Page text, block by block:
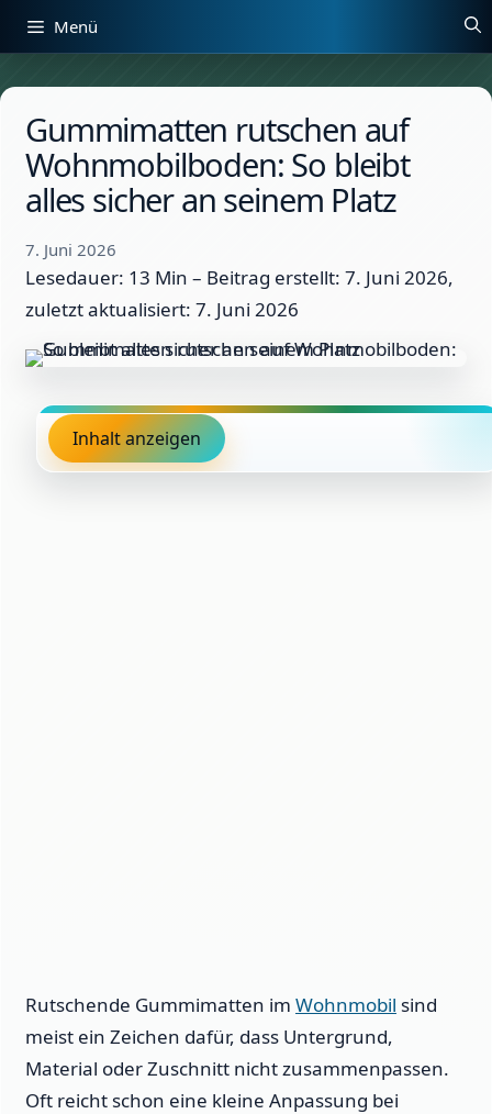
Zum
Inhalt
Menü
Gummimatten rutschen auf
Wohnmobilboden: So bleibt
alles sicher an seinem Platz
7. Juni 2026
Lesedauer: 13 Min – Beitrag erstellt: 7. Juni 2026,
zuletzt aktualisiert: 7. Juni 2026
Inhalt anzeigen
Rutschende Gummimatten im Wohnmobil sind
meist ein Zeichen dafür, dass Untergrund,
Material oder Zuschnitt nicht zusammenpassen.
Oft reicht schon eine kleine Anpassung bei